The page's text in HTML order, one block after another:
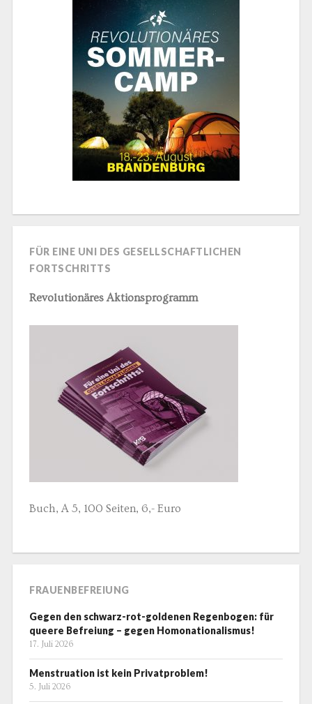
FÜR EINE UNI DES GESELLSCHAFTLICHEN
FORTSCHRITTS
Revolutionäres Aktionsprogramm
Buch, A 5, 100 Seiten, 6,- Euro
FRAUENBEFREIUNG
Gegen den schwarz-rot-goldenen Regenbogen: für
queere Befreiung – gegen Homonationalismus!
17. Juli 2026
Menstruation ist kein Privatproblem!
5. Juli 2026